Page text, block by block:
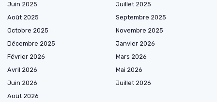
Juin 2025
Juillet 2025
Août 2025
Septembre 2025
Octobre 2025
Novembre 2025
Décembre 2025
Janvier 2026
Février 2026
Mars 2026
Avril 2026
Mai 2026
Juin 2026
Juillet 2026
Août 2026